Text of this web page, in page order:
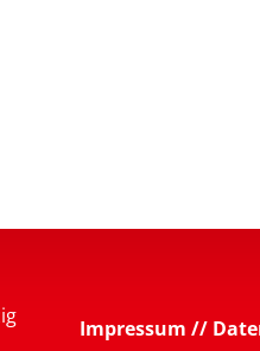
Impressum //